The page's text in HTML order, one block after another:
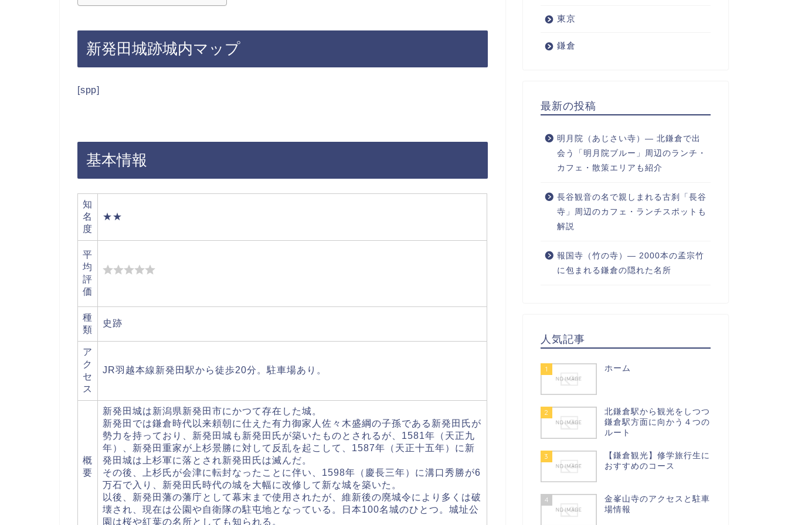
新発田城跡城内マップ
[spp]
基本情報
知
名
度
★★
平
均
評
価
種
類
史跡
ア
ク
セ
ス
JR羽越本線新発田駅から徒歩20分。駐車場あり。
概
要
新発田城は新潟県新発田市にかつて存在した城。
新発田では鎌倉時代以来頼朝に仕えた有力御家人佐々木盛綱の子孫である新発田氏が
勢力を持っており、新発田城も新発田氏が築いたものとされるが、1581年（天正九
年）、新発田重家が上杉景勝に対して反乱を起こして、1587年（天正十五年）に新
発田城は上杉軍に落とされ新発田氏は滅んだ。
その後、上杉氏が会津に転封なったことに伴い、1598年（慶長三年）に溝口秀勝が6
万石で入り、新発田氏時代の城を大幅に改修して新な城を築いた。
以後、新発田藩の藩庁として幕末まで使用されたが、維新後の廃城令により多くは破
壊され、現在は公園や自衛隊の駐屯地となっている。日本100名城のひとつ。城址公
園は桜や紅葉の名所としても知られる。
東京
鎌倉
最新の投稿
明月院（あじさい寺）― 北鎌倉で出
会う「明月院ブルー」周辺のランチ・
カフェ・散策エリアも紹介
長谷観音の名で親しまれる古刹「長谷
寺」周辺のカフェ・ランチスポットも
解説
報国寺（竹の寺）― 2000本の孟宗竹
に包まれる鎌倉の隠れた名所
人気記事
1 ホーム
2
北鎌倉駅から観光をしつつ
鎌倉駅方面に向かう４つの
ルート
3
【鎌倉観光】修学旅行生に
おすすめのコース
4
金峯山寺のアクセスと駐車
場情報